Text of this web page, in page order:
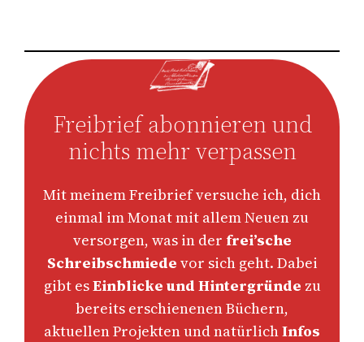
Freibrief abonnieren und
nichts mehr verpassen
Mit meinem Freibrief versuche ich, dich
einmal im Monat mit allem Neuen zu
versorgen, was in der frei’sche
Schreibschmiede vor sich geht. Dabei
gibt esEinblicke und Hintergründe zu
bereits erschienenen Büchern,
aktuellen Projekten und natürlichInfos